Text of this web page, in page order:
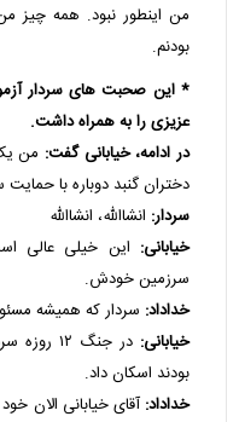
من اینطور نبود. همه چیز
بودنم.
* این صحبت های سردار
عزیزی را به همراه داشت.
در ادامه، خیابانی گفت: من
دختران گنبد دوباره با حمایت
سردار: انشاالله، انشاالله
خیابانی: این خیلی عالی
سرزمین خودش.
خداداد: سردار که همیشه
خیابانی:
در جنگ
بودند اسکان داد.
خداداد: آقای خیابانی الان